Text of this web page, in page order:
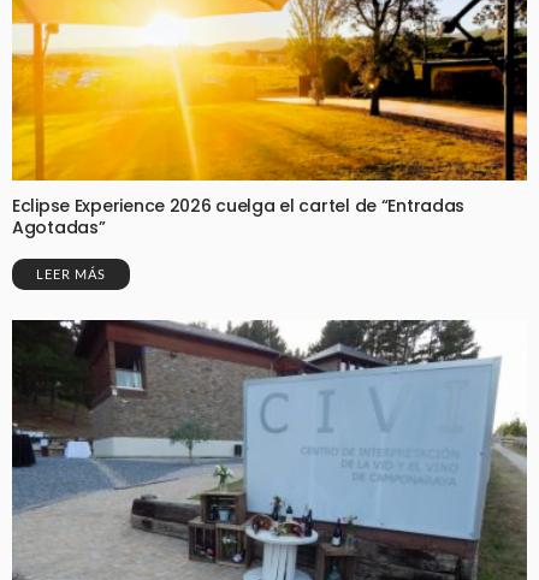
Eclipse Experience 2026 cuelga el cartel de “Entradas
Agotadas”
LEER MÁS